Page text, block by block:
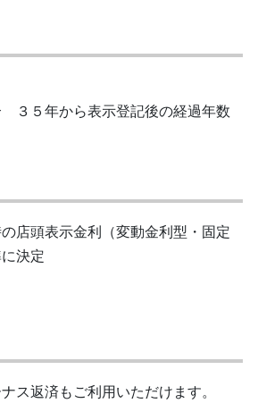
３５年から表示登記後の経過年数
店頭表示金利（変動金利型・固定
決定
ス返済もご利用いただけます。